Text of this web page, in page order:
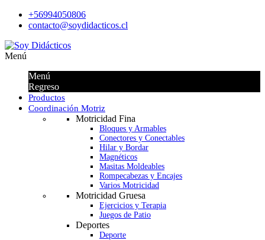
+56994050806
contacto@soydidacticos.cl
Menú
Menú
Regreso
Productos
Coordinación Motriz
Motricidad Fina
Bloques y Armables
Conectores y Conectables
Hilar y Bordar
Magnéticos
Masitas Moldeables
Rompecabezas y Encajes
Varios Motricidad
Motricidad Gruesa
Ejercicios y Terapia
Juegos de Patio
Deportes
Deporte